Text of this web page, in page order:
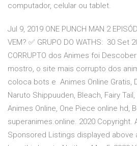
computador, celular ou tablet.
Jul 9, 2019 ONE PUNCH MAN 2
VEM? ✅ GRUPO DO WATHS: 30 Set
CORRUPTO dos Animes foi
mostro, o site mais corrupto dos
coloca bots e Animes Online Gratis,
Naruto Shippuuden, Bleach, Fairy
Animes Online, One Piece online hd,
superanimes.online. 2020 Copyright.
Sponsored Listings displayed above